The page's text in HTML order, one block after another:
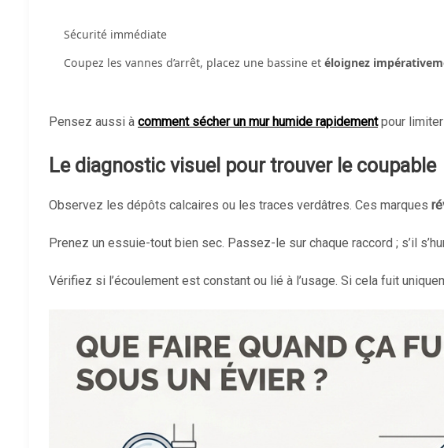
Sécurité immédiate
Coupez les vannes d’arrêt, placez une bassine et éloignez
Pensez aussi à comment sécher un mur humide rapidementpour
Le diagnostic visuel pour trouver le coupable
Observez les dépôts calcaires ou les traces verdâtres. Ces marques
Prenez un essuie-tout bien sec. Passez-le sur chaque raccord ; s’il
Vérifiez si l’écoulement est constant ou lié à l’usage. Si cela fuit